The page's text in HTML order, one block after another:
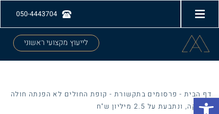
Open toolbar
050-4443704
לייעוץ מקצועי ראשוני
דף הבית - פרסומים בתקשורת - קופת החולים לא הפנתה חולה
לבדיקה, ונתבעת על 2.5 מיליון ש"ח